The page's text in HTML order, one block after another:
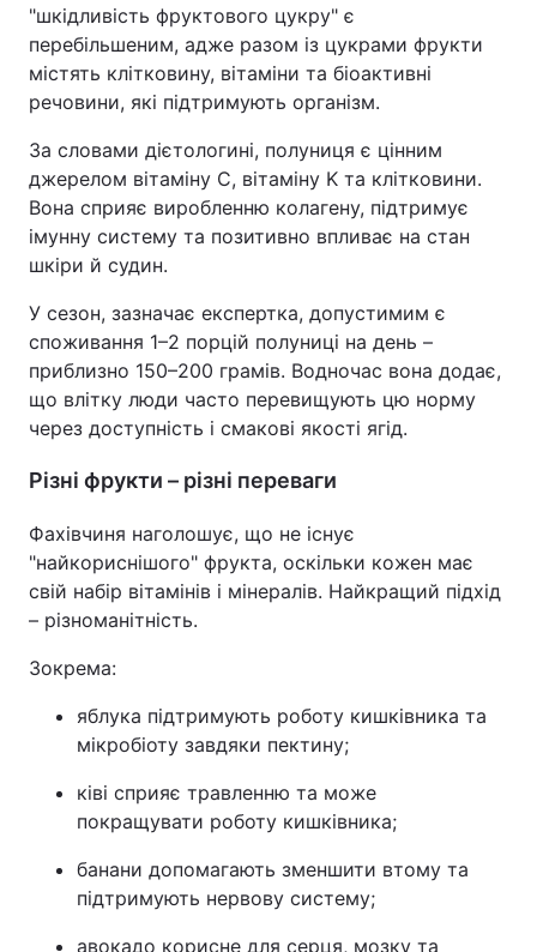
"шкідливість фруктового цукру" є
перебільшеним, адже разом із цукрами фрукти
містять клітковину, вітаміни та біоактивні
речовини, які підтримують організм.
За словами дієтологині, полуниця є цінним
джерелом вітаміну C, вітаміну K та клітковини.
Вона сприяє виробленню колагену, підтримує
імунну систему та позитивно впливає на стан
шкіри й судин.
У сезон, зазначає експертка, допустимим є
споживання 1–2 порцій полуниці на день –
приблизно 150–200 грамів. Водночас вона додає,
що влітку люди часто перевищують цю норму
через доступність і смакові якості ягід.
Різні фрукти – різні переваги
Фахівчиня наголошує, що не існує
"найкориснішого" фрукта, оскільки кожен має
свій набір вітамінів і мінералів. Найкращий підхід
– різноманітність.
Зокрема:
яблука підтримують роботу кишківника та
мікробіоту завдяки пектину;
ківі сприяє травленню та може
покращувати роботу кишківника;
банани допомагають зменшити втому та
підтримують нервову систему;
авокадо корисне для серця, мозку та